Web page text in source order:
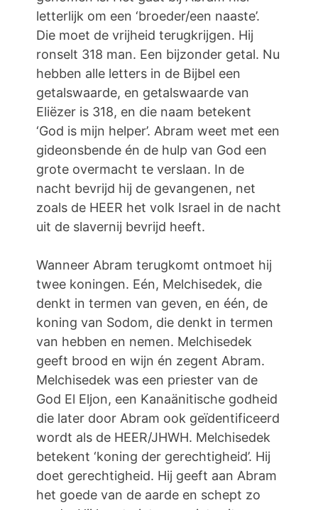
letterlijk om een ‘broeder/een naaste’.
Die moet de vrijheid terugkrijgen. Hij
ronselt 318 man. Een bijzonder getal. Nu
hebben alle letters in de Bijbel een
getalswaarde, en getalswaarde van
Eliëzer is 318, en die naam betekent
‘God is mijn helper’. Abram weet met een
gideonsbende én de hulp van God een
grote overmacht te verslaan. In de
nacht bevrijd hij de gevangenen, net
zoals de HEER het volk Israel in de nacht
uit de slavernij bevrijd heeft.
Wanneer Abram terugkomt ontmoet hij
twee koningen. Eén, Melchisedek, die
denkt in termen van geven, en één, de
koning van Sodom, die denkt in termen
van hebben en nemen. Melchisedek
geeft brood en wijn én zegent Abram.
Melchisedek was een priester van de
God El Eljon, een Kanaänitische godheid
die later door Abram ook geïdentificeerd
wordt als de HEER/JHWH. Melchisedek
betekent ‘koning der gerechtigheid’. Hij
doet gerechtigheid. Hij geeft aan Abram
het goede van de aarde en schept zo